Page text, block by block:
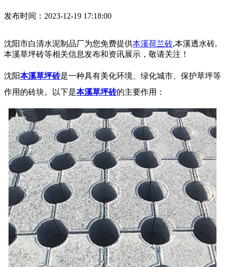
发布时间：2023-12-19 17:18:00
沈阳市白清水泥制品厂为您免费提供本溪荷兰砖,本溪透水砖,
本溪草坪砖等相关信息发布和资讯展示，敬请关注！
沈阳本溪草坪砖是一种具有美化环境、绿化城市、保护草坪等
作用的砖块。以下是本溪草坪砖的主要作用：